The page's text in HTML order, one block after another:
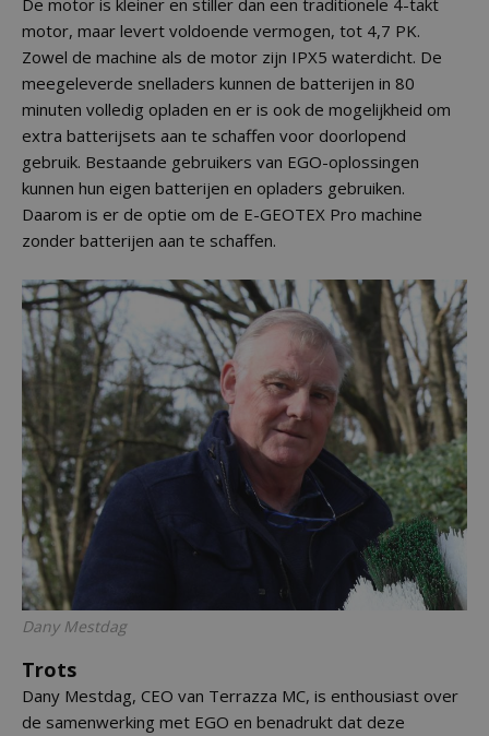
De motor is kleiner en stiller dan een traditionele 4-takt
motor, maar levert voldoende vermogen, tot 4,7 PK.
Zowel de machine als de motor zijn IPX5 waterdicht. De
meegeleverde snelladers kunnen de batterijen in 80
minuten volledig opladen en er is ook de mogelijkheid om
extra batterijsets aan te schaffen voor doorlopend
gebruik. Bestaande gebruikers van EGO-oplossingen
kunnen hun eigen batterijen en opladers gebruiken.
Daarom is er de optie om de E-GEOTEX Pro machine
zonder batterijen aan te schaffen.
Dany Mestdag
Trots
Dany Mestdag, CEO van Terrazza MC, is enthousiast over
de samenwerking met EGO en benadrukt dat deze